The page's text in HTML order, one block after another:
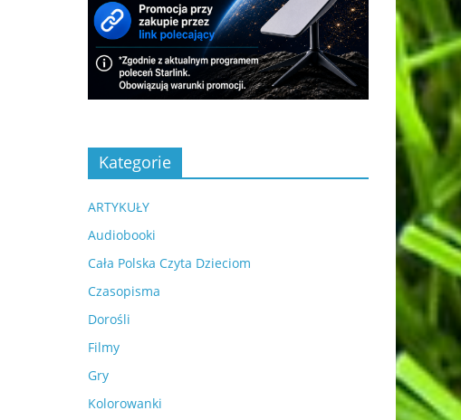
Kategorie
ARTYKUŁY
Audiobooki
Cała Polska Czyta Dzieciom
Czasopisma
Dorośli
Filmy
Gry
Kolorowanki